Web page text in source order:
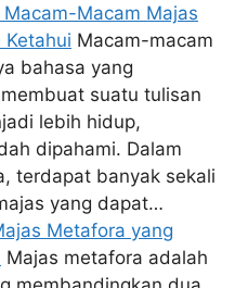
Macam Majas
Ketahui Macam-macam
bahasa yang
suatu tulisan
lebih hidup,
dipahami. Dalam
terdapat banyak sekali
yang dapat…
Metafora yang
Majas metafora adalah